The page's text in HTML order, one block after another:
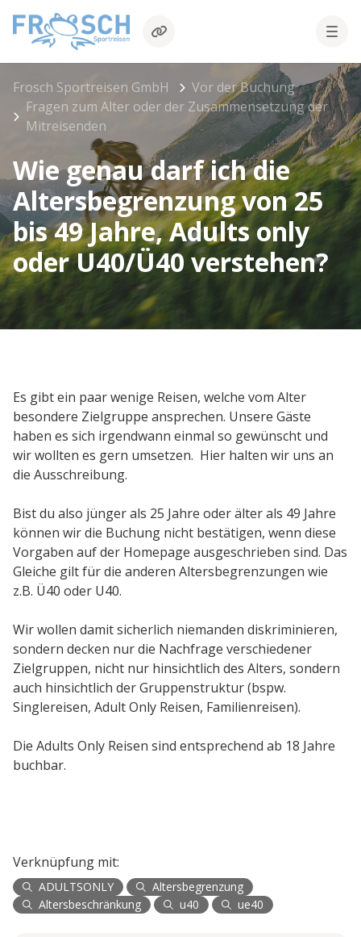
Frosch Sportreisen GmbH
Vor der Buchung
Fragen zum Alter oder der Zusammensetzung der
Mitreisenden
Wie genau darf ich die
Altersbegrenzung von 25
bis 49 Jahre, Adults only
oder U40/Ü40 verstehen?
Es gibt ein paar wenige Reisen, welche vom Alter
besondere Zielgruppe ansprechen. Unsere Gäste
haben es sich irgendwann einmal so gewünscht und
wir wollten es gern umsetzen. Hier halten wir uns an
die Ausschreibung.
Bist du also jünger als 25 Jahre oder älter als 49 Jahre
können wir die Buchung nicht bestätigen, wenn diese
Vorgaben auf der Homepage ausgeschrieben sind. Das
Gleiche gilt für die anderen Altersbegrenzungen wie
z.B. Ü40 oder U40.
Wir wollen damit sicherlich niemanden diskriminieren,
sondern decken nur die Nachfrage verschiedener
Zielgruppen, nicht nur hinsichtlich des Alters, sondern
auch hinsichtlich der Gruppenstruktur (bspw.
Singlereisen, Adult Only Reisen, Familienreisen).
Die Adults Only Reisen sind entsprechend ab 18 Jahre
buchbar.
Verknüpfung mit:
ADULTSONLY
Altersbegrenzung
Altersbeschränkung
u40 ue40